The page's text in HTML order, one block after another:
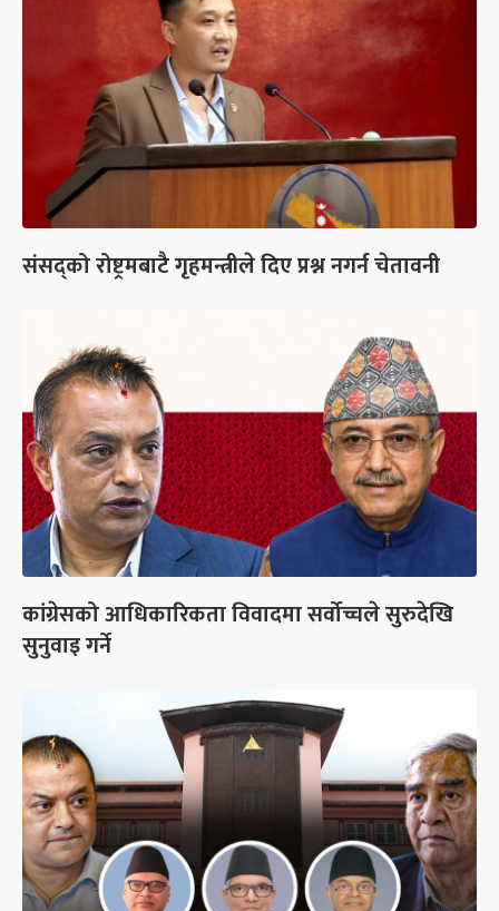
संसद्को रोष्ट्रमबाटै गृहमन्त्रीले दिए प्रश्न नगर्न चेतावनी
कांग्रेसको आधिकारिकता विवादमा सर्वोच्चले सुरुदेखि
सुनुवाइ गर्ने